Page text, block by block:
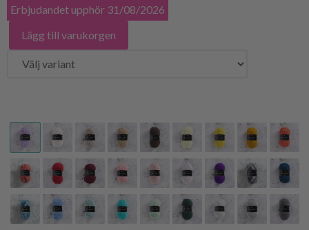
Erbjudandet upphör 31/08/2026
Lägg till varukorgen